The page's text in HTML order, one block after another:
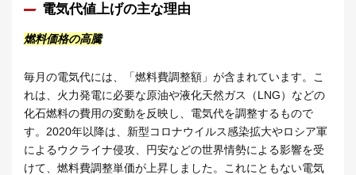
電気代値上げの主な理由
燃料価格の高騰
毎月の電気代には、「燃料費調整額」が含まれています。こ
れは、火力発電に必要な原油や液化天然ガス（LNG）などの
化石燃料の費用の変動を反映し、電気代を調整するもので
す。2020年以降は、新型コロナウイルス感染拡大やロシア軍
によるウクライナ侵攻、円安などの世界情勢による影響を受
けて、燃料費調整単価が上昇しました。これにともない電気